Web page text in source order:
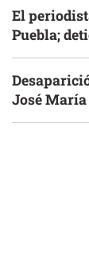
El
Puebla;
José María